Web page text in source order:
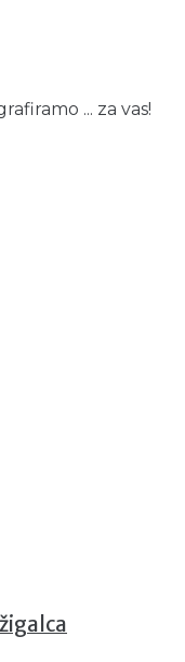
... za vas!